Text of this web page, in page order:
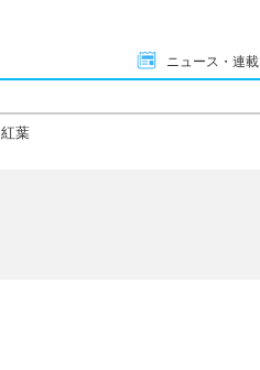
ニュース・連載
紅葉